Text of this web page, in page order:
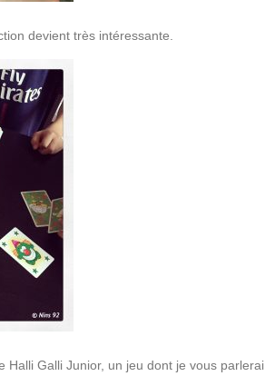
devient très intéressante.
Galli Junior, un jeu dont je vous parlerai